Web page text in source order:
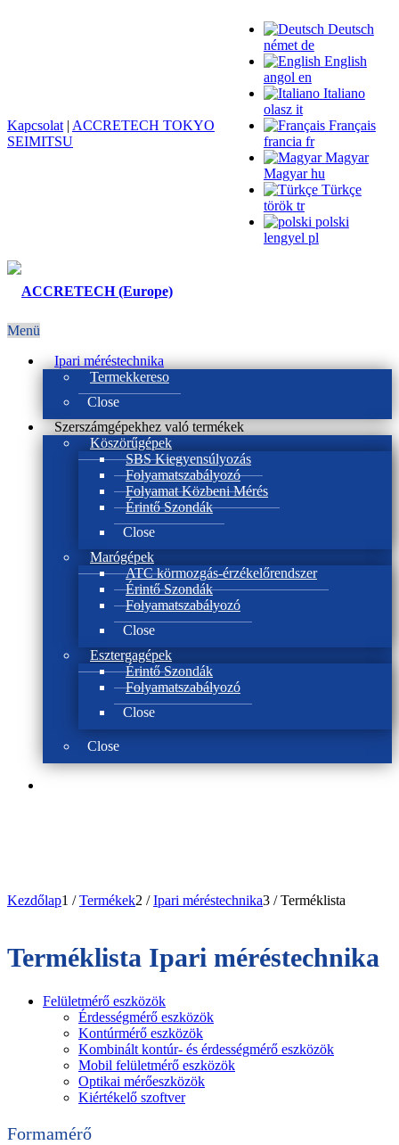
Deutsch
német de
English
angol en
Italiano
olasz it
Français
francia fr
Magyar
Magyar hu
Türkçe
török tr
polski
lengyel pl
Kapcsolat | ACCRETECH TOKYO
SEIMITSU
Menü
Ipari méréstechnika
Termekkereso
Close
Szerszámgépekhez való termékek
Köszörűgépek
SBS Kiegyensúlyozás
Folyamatszabályozó
Folyamat Közbeni Mérés
Érintő Szondák
Close
Marógépek
ATC körmozgás-érzékelőrendszer
Érintő Szondák
Folyamatszabályozó
Close
Esztergagépek
Érintő Szondák
Folyamatszabályozó
Close
Close
Kezdőlap1 / Termékek2 / Ipari méréstechnika3 / Terméklista
Terméklista Ipari méréstechnika
Felületmérő eszközök
Érdességmérő eszközök
Kontúrmérő eszközök
Kombinált kontúr- és érdességmérő eszközök
Mobil felületmérő eszközök
Optikai mérőeszközök
Kiértékelő szoftver
Formamérő